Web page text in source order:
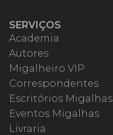
SERVIÇOS
Academia
Autores
Migalheiro VIP
Correspondentes
Escritórios Migalhas
Eventos Migalhas
Livraria